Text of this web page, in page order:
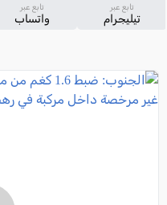
تابع عبر
تيليجرام
تابع عبر
واتساب